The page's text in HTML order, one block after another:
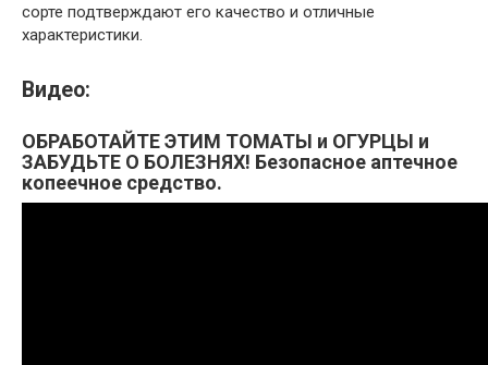
сорте подтверждают его качество и отличные
характеристики.
Видео:
ОБРАБОТАЙТЕ ЭТИМ ТОМАТЫ и ОГУРЦЫ и
ЗАБУДЬТЕ О БОЛЕЗНЯХ! Безопасное аптечное
копеечное средство.